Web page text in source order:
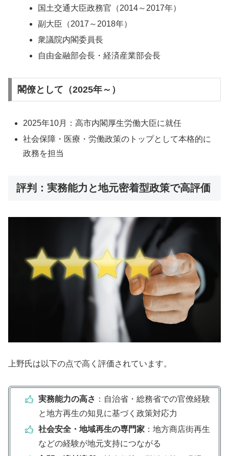
国土交通大臣政務官（2014～2017年）
副大臣（2017～2018年）
衆議院内閣委員長
自由金融部会長・経済産業部会長
閣僚として（2025年～）
2025年10月：高市内閣厚生労働大臣に就任
社会保障・医療・労働政策のトップとして本格的に
政務を担当
評判：実務能力と地元密着型政策で高評価
上野氏は以下の点で高く評価されています。
実務能力の高さ ：自治省・総務省での官僚経験
と地方再生の知見に基づく政策対応力
社会安全・地域再生の専門家：地方商店街再生
などの経験が地元支持につながる